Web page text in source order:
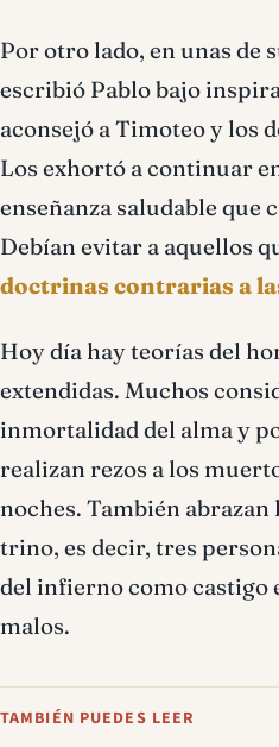
Por otro lado, en unas de
escribió Pablo bajo
aconsejó a Timoteo y los
Los exhortó a continuar
enseñanza saludable que
Debían evitar a aquellos
doctrinas contrarias a
Hoy día hay teorías del
extendidas. Muchos
inmortalidad del alma y
realizan rezos a los
noches. También abrazan
trino, es decir, tres
del infierno como castigo
malos.
TAMBIÉN PUEDES LEER